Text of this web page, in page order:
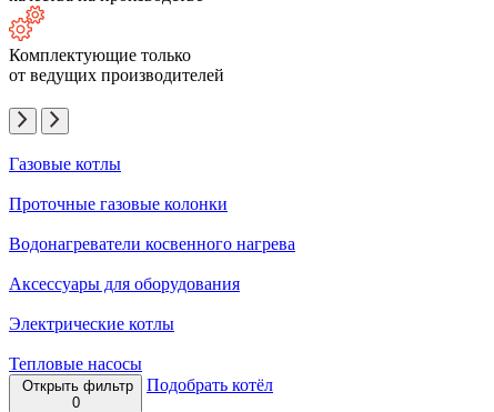
Комплектующие только
от ведущих производителей
Газовые котлы
Проточные газовые колонки
Водонагреватели косвенного нагрева
Аксессуары для оборудования
Электрические котлы
Тепловые насосы
Открыть фильтр
0
Подобрать котёл